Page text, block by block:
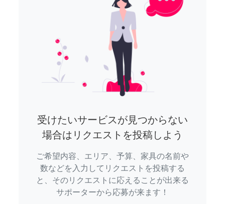
受けたいサービスが見つからない
場合はリクエストを投稿しよう
ご希望内容、エリア、予算、家具の名前や
数などを入力してリクエストを投稿する
と、そのリクエストに応えることが出来る
サポーターから応募が来ます！